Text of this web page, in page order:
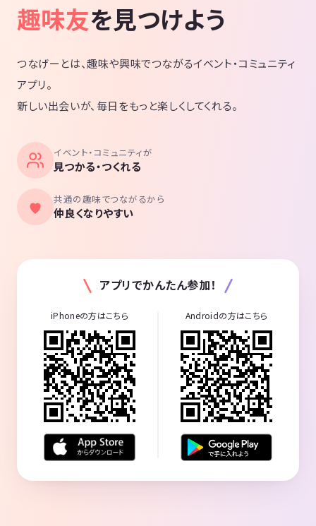
趣味友を見つけよう
つなげーとは、趣味や興味でつながるイベント・コミュニティ
アプリ。
新しい出会いが、毎日をもっと楽しくしてくれる。
イベント・コミュニティが
見つかる・つくれる
共通の趣味でつながるから
仲良くなりやすい
アプリでかんたん参加！
iPhoneの方はこちら Androidの方はこちら